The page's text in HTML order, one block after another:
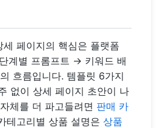
세 페이지의 핵심은 플랫폼
계별 프롬프트 → 키워드 배
흐름입니다. 템플릿 6가지
없이 상세 페이지 초안이 나
체를 더 파고들려면 판매 카
테고리별 상품 설명은 상품